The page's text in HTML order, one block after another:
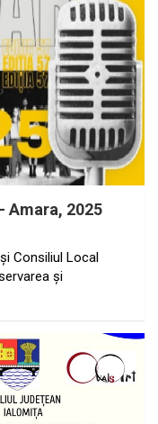
Amara, 2025
Consiliul Local
şi